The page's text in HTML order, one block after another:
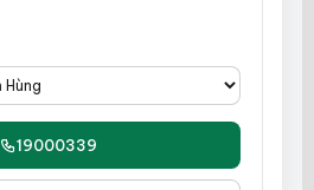
19000339